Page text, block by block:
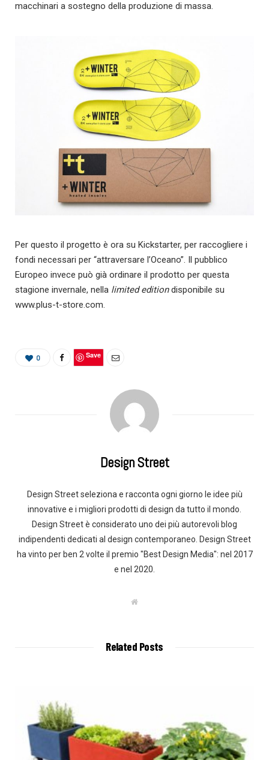
macchinari a sostegno della produzione di massa.
Per questo il progetto è ora su Kickstarter, per raccogliere i
fondi necessari per “attraversare l’Oceano”. Il pubblico
Europeo invece può già ordinare il prodotto per questa
stagione invernale, nella limited editiondisponibile su
www.plus-t-store.com.
0 Save
Design Street
Design Street seleziona e racconta ogni giorno le idee più
innovative e i migliori prodotti di design da tutto il mondo.
Design Street è considerato uno dei più autorevoli blog
indipendenti dedicati al design contemporaneo. Design Street
ha vinto per ben 2 volte il premio "Best Design Media": nel 2017
e nel 2020.
W
Related Posts